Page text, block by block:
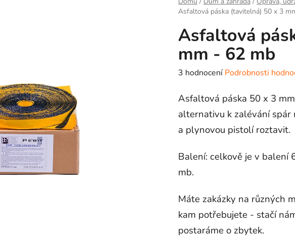
Asfaltová páska (tavitelná) 50 x 3
Asfaltová
mm - 62 mb
Průměrné
produktu
je
5,0
5
hvězdiček.
3 hodnocení Podrobnosti
Asfaltová páska 50 x 3
alternativu k zalévání spár
a plynovou pistolí roztavit.
Balení: celkově je v balení
mb.
Máte zakázky na různých
kam potřebujete - stačí
postaráme o zbytek.